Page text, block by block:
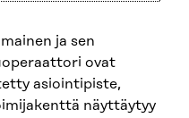
ja sen
ovat
asiointipiste,
näyttäytyy